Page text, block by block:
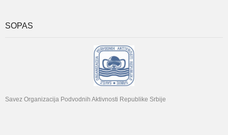
SOPAS
Savez Organizacija Podvodnih Aktivnosti Republike Srbije